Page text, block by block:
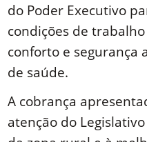
do Poder Executivo
condições de
conforto e segurança
de saúde.
A cobrança
atenção do